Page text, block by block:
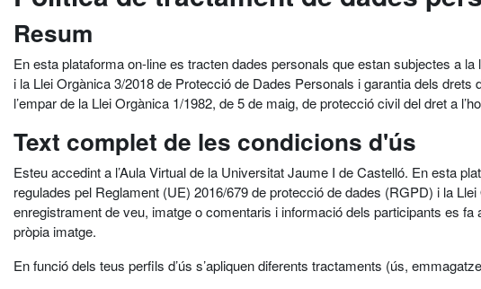
Resum
En esta plataforma on-line es tracten dades personals que estan subjectes a
i la Llei Orgànica 3/2018 de Protecció de Dades Personals i garantia dels
l’empar de la Llei Orgànica 1/1982, de 5 de maig, de protecció civil del dret a
Text complet de les condicions d'ús
Esteu accedint a l’Aula Virtual de la Universitat Jaume I de Castelló. En esta
regulades pel Reglament (UE) 2016/679 de protecció de dades (RGPD) i la
enregistrament de veu, imatge o comentaris i informació dels participants es fa
pròpia imatge.
En funció dels teus perfils d’ús s’apliquen diferents tractaments (ús,